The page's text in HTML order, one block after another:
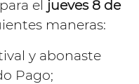
el jueves 8 de
maneras:
y abonaste
Pago;